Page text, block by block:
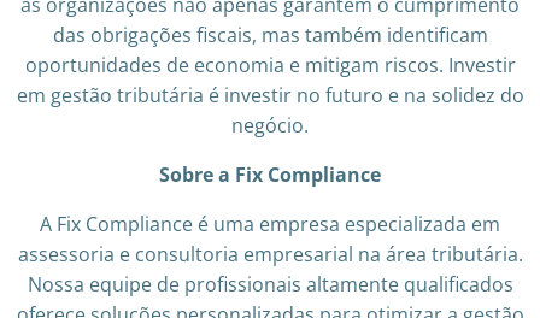
das obrigações fiscais, mas também identificam
oportunidades de economia e mitigam riscos. Investir
em gestão tributária é investir no futuro e na solidez do
negócio.​
Sobre a Fix Compliance
A Fix Compliance é uma empresa especializada em
assessoria e consultoria empresarial na área tributária.
Nossa equipe de profissionais altamente qualificados